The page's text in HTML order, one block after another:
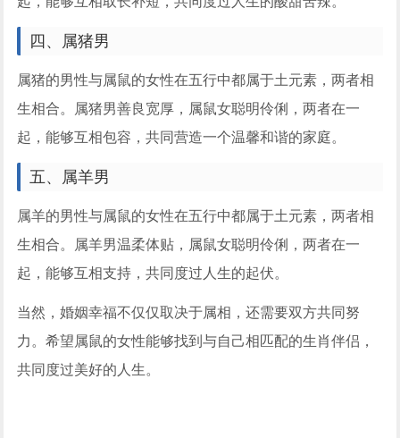
四、属猪男
属猪的男性与属鼠的女性在五行中都属于土元素，两者相
生相合。属猪男善良宽厚，属鼠女聪明伶俐，两者在一
起，能够互相包容，共同营造一个温馨和谐的家庭。
五、属羊男
属羊的男性与属鼠的女性在五行中都属于土元素，两者相
生相合。属羊男温柔体贴，属鼠女聪明伶俐，两者在一
起，能够互相支持，共同度过人生的起伏。
当然，婚姻幸福不仅仅取决于属相，还需要双方共同努
力。希望属鼠的女性能够找到与自己相匹配的生肖伴侣，
共同度过美好的人生。